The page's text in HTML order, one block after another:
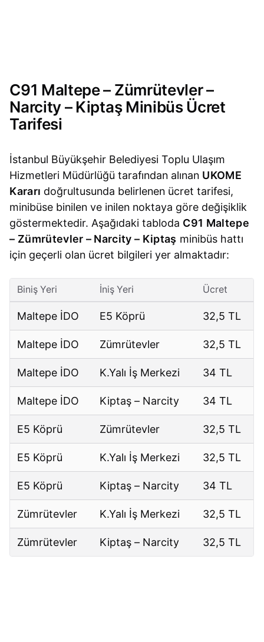
C91 Maltepe – Zümrütevler –
Narcity – Kiptaş Minibüs Ücret
Tarifesi
İstanbul Büyükşehir Belediyesi Toplu Ulaşım
Hizmetleri Müdürlüğü tarafından alınan UKOME
Kararı doğrultusunda belirlenen ücret tarifesi,
minibüse binilen ve inilen noktaya göre değişiklik
göstermektedir. Aşağıdaki tabloda C91 Maltepe
– Zümrütevler – Narcity – Kiptaş minibüs hattı
için geçerli olan ücret bilgileri yer almaktadır:
Biniş Yeri İniş Yeri Ücret
Maltepe İDO E5 Köprü 32,5 TL
Maltepe İDO Zümrütevler 32,5 TL
Maltepe İDO K.Yalı İş Merkezi 34 TL
Maltepe İDO Kiptaş – Narcity 34 TL
E5 Köprü Zümrütevler 32,5 TL
E5 Köprü K.Yalı İş Merkezi 32,5 TL
E5 Köprü Kiptaş – Narcity 34 TL
Zümrütevler K.Yalı İş Merkezi 32,5 TL
Zümrütevler Kiptaş – Narcity 32,5 TL